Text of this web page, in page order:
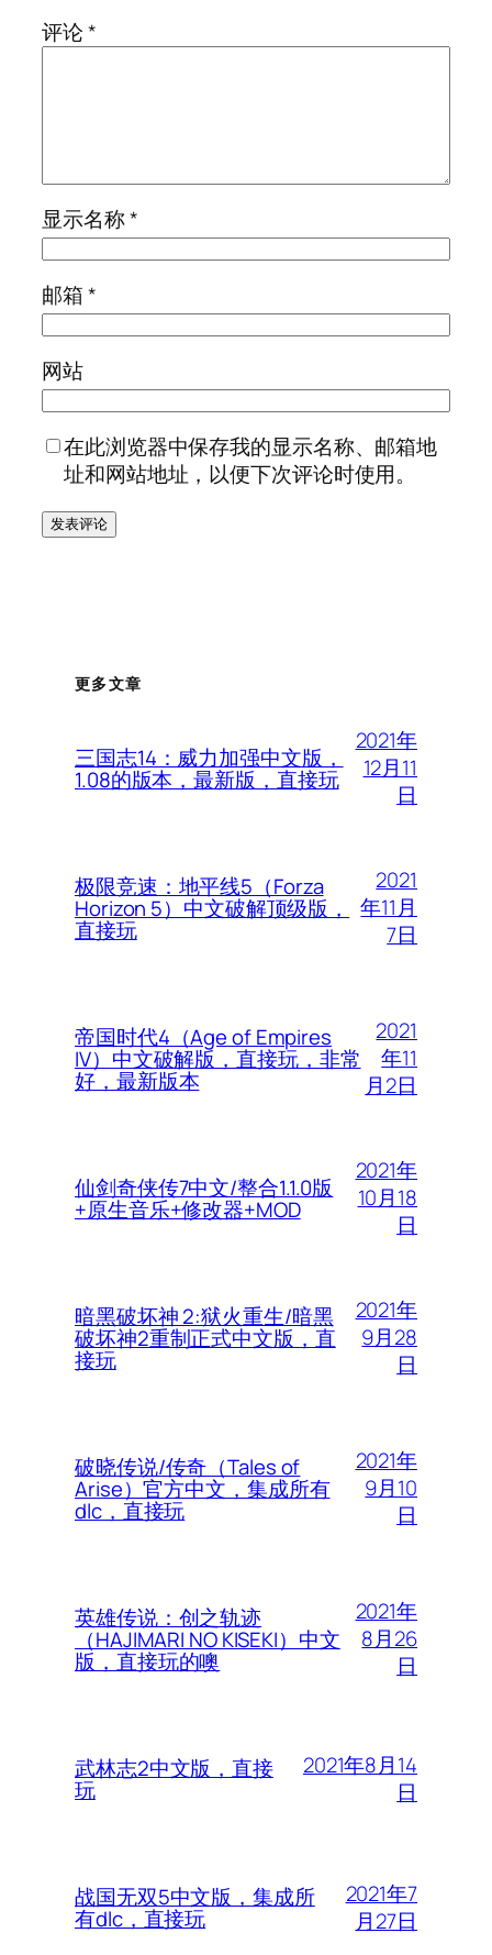
评论*
显示名称*
邮箱*
网站
在此浏览器中保存我的显示名称、邮箱地
址和网站地址，以便下次评论时使用。
更多文章
三国志14：威力加强中文版，
1.08的版本，最新版，直接玩
2021年
12月11
日
极限竞速：地平线5（Forza
Horizon 5）中文破解顶级版，
直接玩
2021
年11月
7日
帝国时代4（Age of Empires
IV）中文破解版，直接玩，非常
好，最新版本
2021
年11
月2日
仙剑奇侠传7中文/整合1.1.0版
+原生音乐+修改器+MOD
2021年
10月18
日
暗黑破坏神 2:狱火重生/暗黑
破坏神2重制正式中文版，直
接玩
2021年
9月28
日
破晓传说/传奇（Tales of
Arise）官方中文，集成所有
dlc，直接玩
2021年
9月10
日
英雄传说：创之轨迹
（HAJIMARI NO KISEKI）中文
版，直接玩的噢
2021年
8月26
日
武林志2中文版，直接
玩
2021年8月14
日
战国无双5中文版，集成所
有dlc，直接玩
2021年7
月27日